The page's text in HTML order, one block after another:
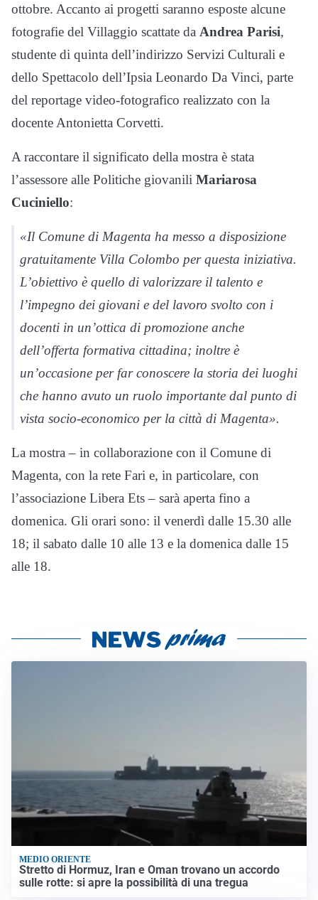
ottobre. Accanto ai progetti saranno esposte alcune
fotografie del Villaggio scattate da Andrea Parisi,
studente di quinta dell’indirizzo Servizi Culturali e
dello Spettacolo dell’Ipsia Leonardo Da Vinci, parte
del reportage video-fotografico realizzato con la
docente Antonietta Corvetti.
A raccontare il significato della mostra è stata
l’assessore alle Politiche giovanili Mariarosa
Cuciniello:
«Il Comune di Magenta ha messo a disposizione
gratuitamente Villa Colombo per questa iniziativa.
L’obiettivo è quello di valorizzare il talento e
l’impegno dei giovani e del lavoro svolto con i
docenti in un’ottica di promozione anche
dell’offerta formativa cittadina; inoltre è
un’occasione per far conoscere la storia dei luoghi
che hanno avuto un ruolo importante dal punto di
vista socio-economico per la città di Magenta».
La mostra – in collaborazione con il Comune di
Magenta, con la rete Fari e, in particolare, con
l’associazione Libera Ets – sarà aperta fino a
domenica. Gli orari sono: il venerdì dalle 15.30 alle
18; il sabato dalle 10 alle 13 e la domenica dalle 15
alle 18.
MEDIO ORIENTE
Stretto di Hormuz, Iran e Oman trovano un accordo
sulle rotte: si apre la possibilità di una tregua